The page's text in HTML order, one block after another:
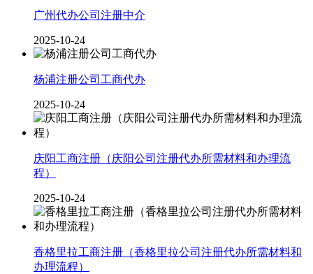
广州代办公司注册中介
2025-10-24
杨浦注册公司工商代办
2025-10-24
庆阳工商注册（庆阳公司注册代办所需材料和办理流
程）
2025-10-24
香格里拉工商注册（香格里拉公司注册代办所需材料和
办理流程）